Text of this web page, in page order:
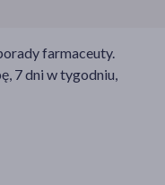
farmaceuty.
7 dni w tygodniu,